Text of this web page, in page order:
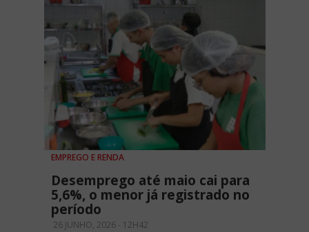
EMPREGO E RENDA
Desemprego até maio cai para
5,6%, o menor já registrado no
período
26 JUNHO, 2026 - 12H42